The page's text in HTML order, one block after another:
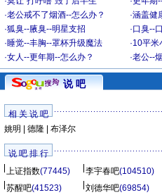
·老公戒不了烟酒--怎么办？ ·涵盖健
·狐臭--腋臭--明星支招 ·口臭--
·睡觉--丰胸--罩杯升级魔法 ·10平米
·女人--更年期--怎么办？ ·老公--
说 吧
相 关 说 吧
姚明
德隆| 布泽尔
说 吧 排 行
上证指数(77445) 李宇春吧(104510)
苏醒吧(41523) 刘德华吧(69854)